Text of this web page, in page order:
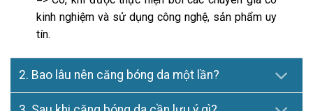
kinh nghiệm và sử dụng công nghệ, sản phẩm uy
tín.
2. Bao lâu nên căng bóng da một lần?